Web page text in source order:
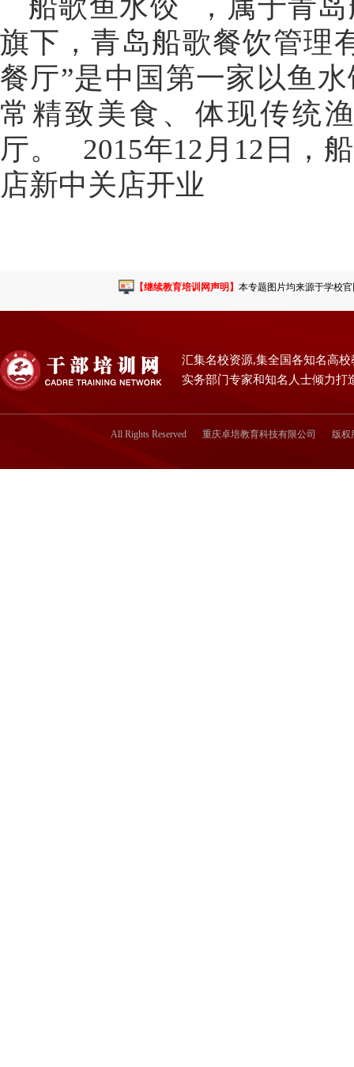
旗下，青岛船歌餐饮管理
餐厅”是中国第一家以鱼
常精致美食、体现传统
厅。 2015年12月12日，
店新中关店开业
【继续教育培训网声明】 本专题图片均来源于学校
汇集名校资源,集全国各知名高校
实务部门专家和知名人士倾力打
All Rights Reserved 重庆卓培教育科技有限公司 版权